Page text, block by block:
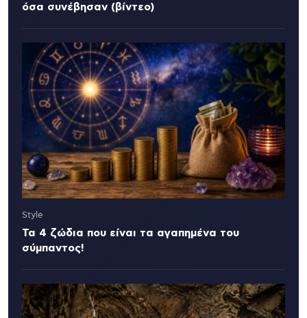
όσα συνέβησαν (βίντεο)
Style
Τα 4 ζώδια που είναι τα αγαπημένα του
σύμπαντος!